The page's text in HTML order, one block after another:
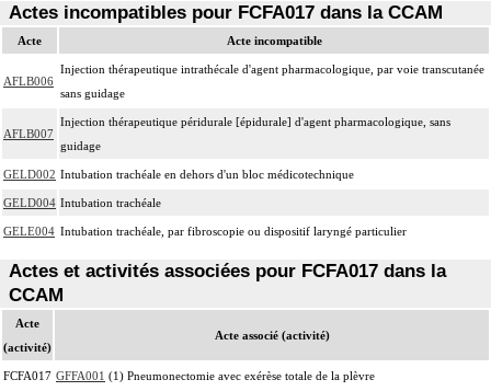
Actes incompatibles pour FCFA017 dans la CCAM
Acte Acte incompatible
AFLB006
Injection thérapeutique intrathécale d'agent pharmacologique, par voie transcutanée
sans guidage
AFLB007
Injection thérapeutique péridurale [épidurale] d'agent pharmacologique, sans
guidage
GELD002 Intubation trachéale en dehors d'un bloc médicotechnique
GELD004 Intubation trachéale
GELE004 Intubation trachéale, par fibroscopie ou dispositif laryngé particulier
Actes et activités associées pour FCFA017 dans la
CCAM
Acte
(activité)
Acte associé (activité)
FCFA017 GFFA001 (1) Pneumonectomie avec exérèse totale de la plèvre